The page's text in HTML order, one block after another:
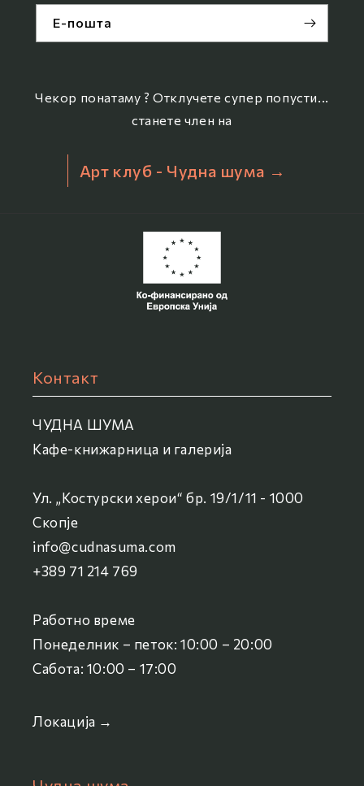
Е-пошта
Чекор понатаму ? Отклучете супер попусти...
станете член на
Арт клуб - Чудна шума →
Контакт
ЧУДНА ШУМА
Кафе-книжарница и галерија
Ул. „Костурски херои“ бр. 19/1/11 - 1000
Скопје
info@cudnasuma.com
+389 71 214 769
Работно време
Понеделник – петок: 10:00 – 20:00
Сабота: 10:00 – 17:00
Локација →